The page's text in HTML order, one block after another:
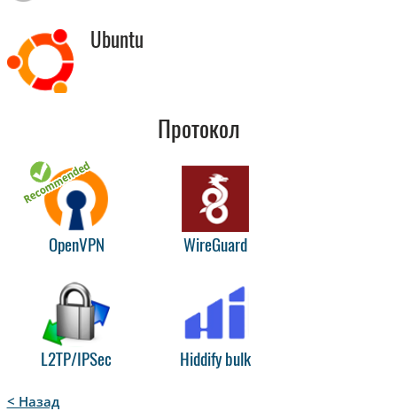
Ubuntu
Протокол
OpenVPN WireGuard
L2TP/IPSec Hiddify bulk
< Назад